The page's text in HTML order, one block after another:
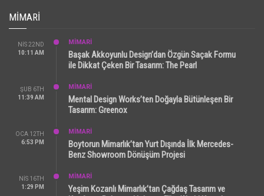
MIMARI
NIS 22ND
10:11 AM
MİMARİ
Başak Akkoyunlu Design’dan Özgün Saçak Formu
ile Dikkat Çeken Bir Tasarım: The Pearl
ŞUB 6TH
11:39 AM
MİMARİ
Mental Design Works’ten Doğayla Bütünleşen Bir
Tasarım: Greenox
OCA 12TH
6:53 PM
MİMARİ
Boytorun Mimarlık’tan Yurt Dışında İlk Mercedes-
Benz Showroom Dönüşüm Projesi
NIS 16TH
1:29 PM
MİMARİ
Yeşim Kozanlı Mimarlık’tan Çağdaş Tasarım ve